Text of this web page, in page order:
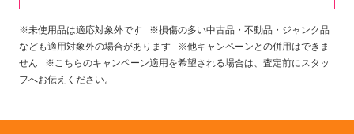
※未使用品は適応対象外です ※損傷の多い中古品・不動品・ジャンク品
なども適用対象外の場合があります ※他キャンペーンとの併用はできま
せん ※こちらのキャンペーン適用を希望される場合は、査定前にスタッ
フへお伝えください。